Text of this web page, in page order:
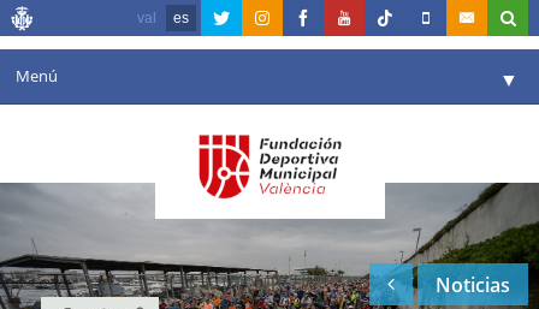
val es
Menú ▼
Agenda
Instalaciones ▼
Comunicación ▼
Noticias